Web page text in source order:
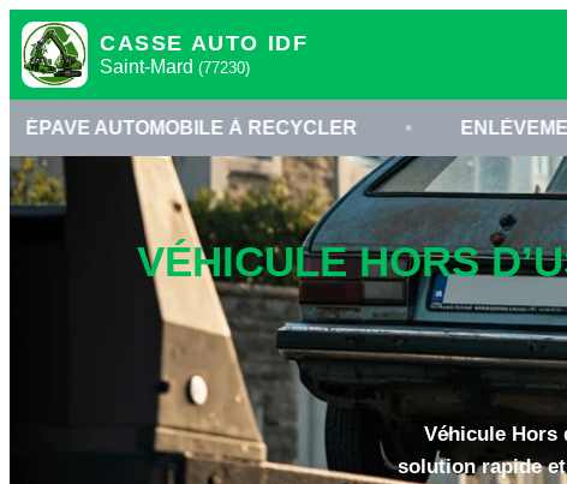
CASSE AUTO IDF
Saint-Mard (77230)
À RECYCLER • ENLÈVEMENT VOITURE
VÉHICULE HORS
Véhicule Hors
solution rapide